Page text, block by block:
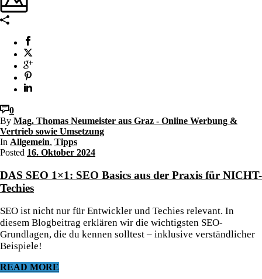
0
By Mag. Thomas Neumeister aus Graz - Online Werbung &
Vertrieb sowie Umsetzung
In Allgemein, Tipps
Posted 16. Oktober 2024
DAS SEO 1×1: SEO Basics aus der Praxis für NICHT-
Techies
SEO ist nicht nur für Entwickler und Techies relevant. In
diesem Blogbeitrag erklären wir die wichtigsten SEO-
Grundlagen, die du kennen solltest – inklusive verständlicher
Beispiele!
READ MORE